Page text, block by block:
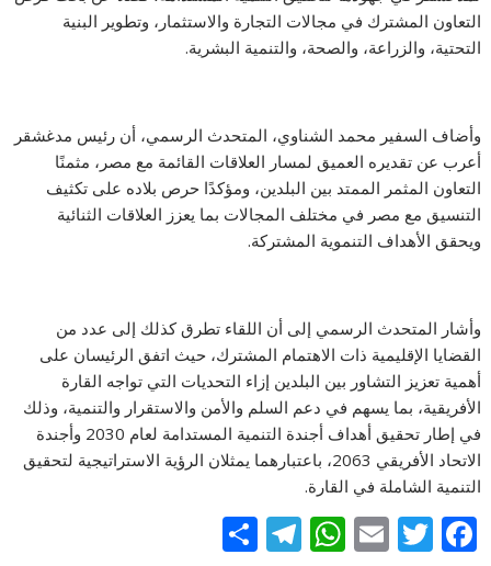
التعاون المشترك في مجالات التجارة والاستثمار، وتطوير البنية
التحتية، والزراعة، والصحة، والتنمية البشرية.
وأضاف السفير محمد الشناوي، المتحدث الرسمي، أن رئيس مدغشقر
أعرب عن تقديره العميق لمسار العلاقات القائمة مع مصر، مثمنًا
التعاون المثمر الممتد بين البلدين، ومؤكدًا حرص بلاده على تكثيف
التنسيق مع مصر في مختلف المجالات بما يعزز العلاقات الثنائية
ويحقق الأهداف التنموية المشتركة.
وأشار المتحدث الرسمي إلى أن اللقاء تطرق كذلك إلى عدد من
القضايا الإقليمية ذات الاهتمام المشترك، حيث اتفق الرئيسان على
أهمية تعزيز التشاور بين البلدين إزاء التحديات التي تواجه القارة
الأفريقية، بما يسهم في دعم السلم والأمن والاستقرار والتنمية، وذلك
في إطار تحقيق أهداف أجندة التنمية المستدامة لعام 2030 وأجندة
الاتحاد الأفريقي 2063، باعتبارهما يمثلان الرؤية الاستراتيجية لتحقيق
التنمية الشاملة في القارة.
F
T
E
W
T